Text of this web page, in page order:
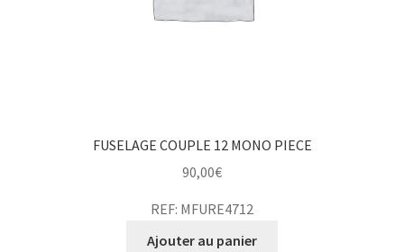
FUSELAGE COUPLE 12 MONO PIECE
90,00€
REF: MFURE4712
Ajouter au panier